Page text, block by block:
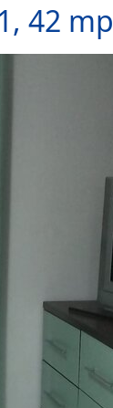
42 mp